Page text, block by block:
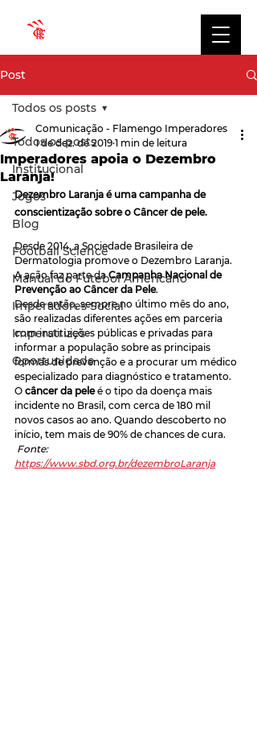
Post
Todos os posts
Institucional
Jogos
Blog
Football Science
Manual do Futebol Americano
Imperadores Social
Imperatrizes
Oportunidade
Todos os posts
Imperadores apoia o Dezembro
Laranja!
Comunicação - Flamengo Imperadores
1 de dez. de 2019 1 min de leitura
Dezembro Laranja é uma campanha de
conscientização sobre o Câncer de pele.
Desde 2014, a Sociedade Brasileira de
Dermatologia promove o Dezembro Laranja.
A ação faz parte da Campanha Nacional de
Prevenção ao Câncer da Pele.
Desde então, sempre no último mês do ano,
são realizadas diferentes ações em parceria
com instituições públicas e privadas para
informar a população sobre as principais
formas de prevenção e a procurar um médico
especializado para diagnóstico e tratamento.
O câncer da pele é o tipo da doença mais
incidente no Brasil, com cerca de 180 mil
novos casos ao ano. Quando descoberto no
início, tem mais de 90% de chances de cura.
Fonte:
https://www.sbd.org.br/dezembroLaranja